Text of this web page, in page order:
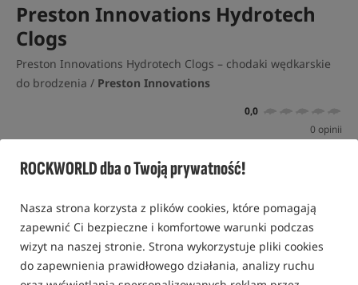
ROCKWORLD dba o Twoją prywatność!
Nasza strona korzysta z plików cookies, które pomagają
zapewnić Ci bezpieczne i komfortowe warunki podczas
wizyt na naszej stronie. Strona wykorzystuje pliki cookies
do zapewnienia prawidłowego działania, analizy ruchu
Preston Innovations Hydrotech
Clogs
Preston Innovations Hydrotech Clogs – chodaki wędkarskie
do brodzenia / Preston Innovations
0,0
0 opinii
Bestseller! Nowość!